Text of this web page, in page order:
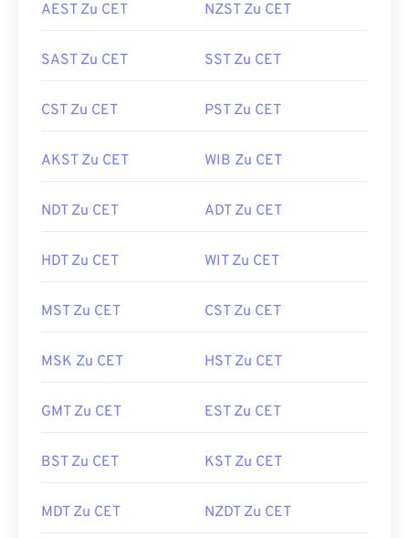
AEST Zu CET NZST Zu CET
SAST Zu CET SST Zu CET
CST Zu CET PST Zu CET
AKST Zu CET WIB Zu CET
NDT Zu CET ADT Zu CET
HDT Zu CET WIT Zu CET
MST Zu CET CST Zu CET
MSK Zu CET HST Zu CET
GMT Zu CET EST Zu CET
BST Zu CET KST Zu CET
MDT Zu CET NZDT Zu CET